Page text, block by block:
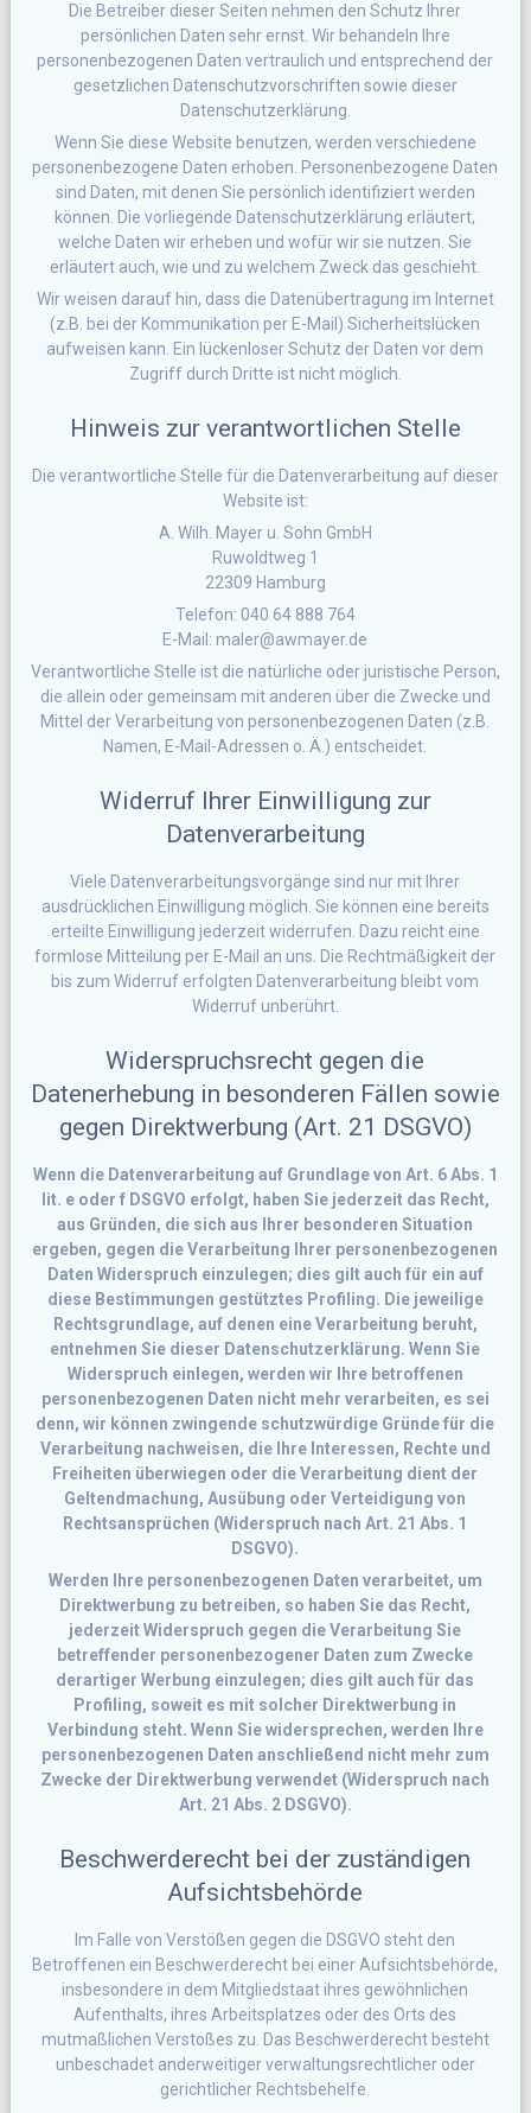
Die Betreiber dieser Seiten nehmen den Schutz Ihrer
persönlichen Daten sehr ernst. Wir behandeln Ihre
personenbezogenen Daten vertraulich und entsprechend der
gesetzlichen Datenschutzvorschriften sowie dieser
Datenschutzerklärung.
Wenn Sie diese Website benutzen, werden verschiedene
personenbezogene Daten erhoben. Personenbezogene Daten
sind Daten, mit denen Sie persönlich identifiziert werden
können. Die vorliegende Datenschutzerklärung erläutert,
welche Daten wir erheben und wofür wir sie nutzen. Sie
erläutert auch, wie und zu welchem Zweck das geschieht.
Wir weisen darauf hin, dass die Datenübertragung im Internet
(z.B. bei der Kommunikation per E-Mail) Sicherheitslücken
aufweisen kann. Ein lückenloser Schutz der Daten vor dem
Zugriff durch Dritte ist nicht möglich.
Hinweis zur verantwortlichen Stelle
Die verantwortliche Stelle für die Datenverarbeitung auf dieser
Website ist:
A. Wilh. Mayer u. Sohn GmbH
Ruwoldtweg 1
22309 Hamburg
Telefon: 040 64 888 764
E-Mail: maler@awmayer.de
Verantwortliche Stelle ist die natürliche oder juristische Person,
die allein oder gemeinsam mit anderen über die Zwecke und
Mittel der Verarbeitung von personenbezogenen Daten (z.B.
Namen, E-Mail-Adressen o. Ä.) entscheidet.
Widerruf Ihrer Einwilligung zur
Datenverarbeitung
Viele Datenverarbeitungsvorgänge sind nur mit Ihrer
ausdrücklichen Einwilligung möglich. Sie können eine bereits
erteilte Einwilligung jederzeit widerrufen. Dazu reicht eine
formlose Mitteilung per E-Mail an uns. Die Rechtmäßigkeit der
bis zum Widerruf erfolgten Datenverarbeitung bleibt vom
Widerruf unberührt.
Widerspruchsrecht gegen die
Datenerhebung in besonderen Fällen sowie
gegen Direktwerbung (Art. 21 DSGVO)
Wenn die Datenverarbeitung auf Grundlage von Art. 6 Abs. 1
lit. e oder f DSGVO erfolgt, haben Sie jederzeit das Recht,
aus Gründen, die sich aus Ihrer besonderen Situation
ergeben, gegen die Verarbeitung Ihrer personenbezogenen
Daten Widerspruch einzulegen; dies gilt auch für ein auf
diese Bestimmungen gestütztes Profiling. Die jeweilige
Rechtsgrundlage, auf denen eine Verarbeitung beruht,
entnehmen Sie dieser Datenschutzerklärung. Wenn Sie
Widerspruch einlegen, werden wir Ihre betroffenen
personenbezogenen Daten nicht mehr verarbeiten, es sei
denn, wir können zwingende schutzwürdige Gründe für die
Verarbeitung nachweisen, die Ihre Interessen, Rechte und
Freiheiten überwiegen oder die Verarbeitung dient der
Geltendmachung, Ausübung oder Verteidigung von
Rechtsansprüchen (Widerspruch nach Art. 21 Abs. 1
DSGVO).
Werden Ihre personenbezogenen Daten verarbeitet, um
Direktwerbung zu betreiben, so haben Sie das Recht,
jederzeit Widerspruch gegen die Verarbeitung Sie
betreffender personenbezogener Daten zum Zwecke
derartiger Werbung einzulegen; dies gilt auch für das
Profiling, soweit es mit solcher Direktwerbung in
Verbindung steht. Wenn Sie widersprechen, werden Ihre
personenbezogenen Daten anschließend nicht mehr zum
Zwecke der Direktwerbung verwendet (Widerspruch nach
Art. 21 Abs. 2 DSGVO).
Beschwerderecht bei der zuständigen
Aufsichtsbehörde
Im Falle von Verstößen gegen die DSGVO steht den
Betroffenen ein Beschwerderecht bei einer Aufsichtsbehörde,
insbesondere in dem Mitgliedstaat ihres gewöhnlichen
Aufenthalts, ihres Arbeitsplatzes oder des Orts des
mutmaßlichen Verstoßes zu. Das Beschwerderecht besteht
unbeschadet anderweitiger verwaltungsrechtlicher oder
gerichtlicher Rechtsbehelfe.